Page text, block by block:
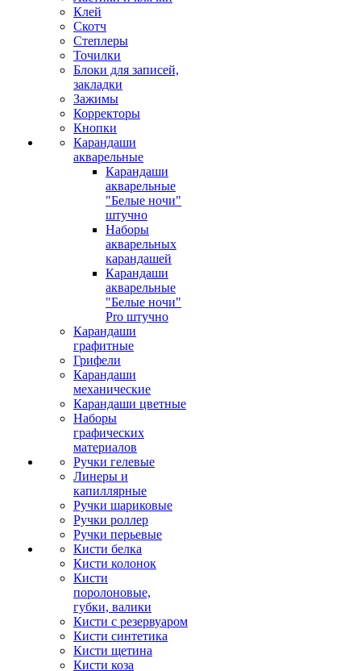
Клей
Скотч
Степлеры
Точилки
Блоки для записей,
закладки
Зажимы
Корректоры
Кнопки
Карандаши
акварельные
Карандаши
акварельные
"Белые ночи"
штучно
Наборы
акварельных
карандашей
Карандаши
акварельные
"Белые ночи"
Pro штучно
Карандаши
графитные
Грифели
Карандаши
механические
Карандаши цветные
Наборы
графических
материалов
Ручки гелевые
Линеры и
капиллярные
Ручки шариковые
Ручки роллер
Ручки перьевые
Кисти белка
Кисти колонок
Кисти
поролоновые,
губки, валики
Кисти с резервуаром
Кисти синтетика
Кисти щетина
Кисти коза